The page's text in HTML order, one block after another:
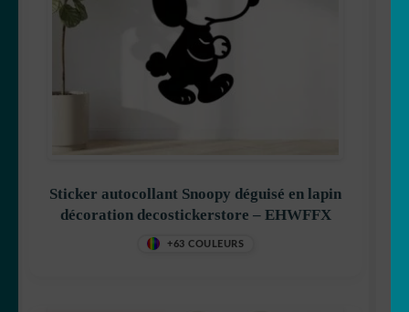
Sticker autocollant Snoopy déguisé en lapin
décoration decostickerstore – EHWFFX
+63 COULEURS